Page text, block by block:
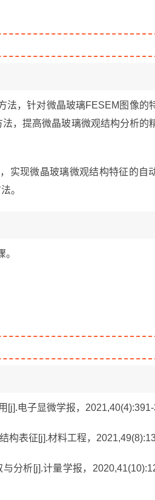
法，针对微晶玻璃FESEM图像的
，提高微晶玻璃微观结构分析的
实现微晶玻璃微观结构特征的自
。
[j].电子显微学报，
构表征[j].材料工程，
分析[j].计量学报，